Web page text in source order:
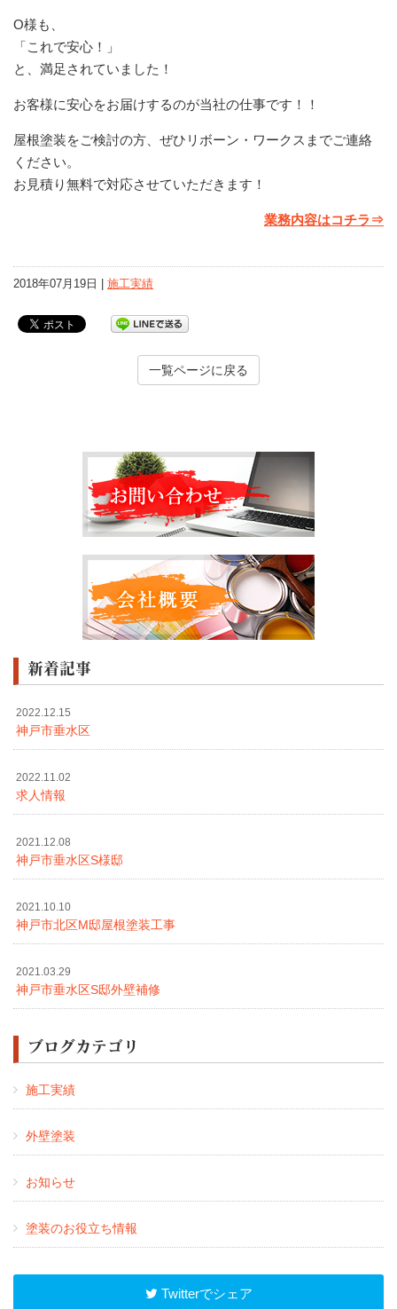
O様も、
「これで安心！」
と、満足されていました！
お客様に安心をお届けするのが当社の仕事です！！
屋根塗装をご検討の方、ぜひリボーン・ワークスまでご連絡
ください。
お見積り無料で対応させていただきます！
業務内容はコチラ⇒
2018年07月19日 | 施工実績
一覧ページに戻る
新着記事
2022.12.15
神戸市垂水区
2022.11.02
求人情報
2021.12.08
神戸市垂水区S様邸
2021.10.10
神戸市北区M邸屋根塗装工事
2021.03.29
神戸市垂水区S邸外壁補修
ブログカテゴリ
施工実績
外壁塗装
お知らせ
塗装のお役立ち情報
Twitterでシェア